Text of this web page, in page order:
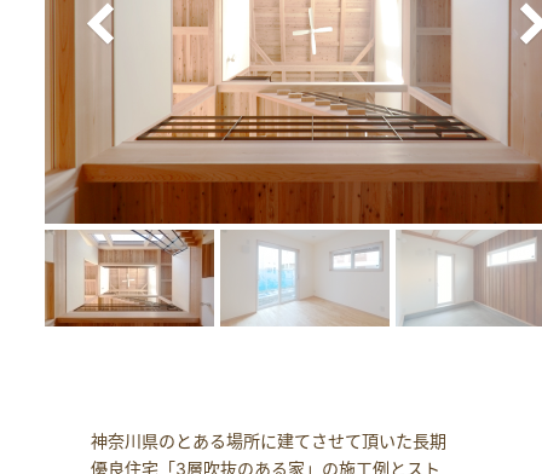
神奈川県のとある場所に建てさせて頂いた長期
優良住宅「3層吹抜のある家」の施工例とスト